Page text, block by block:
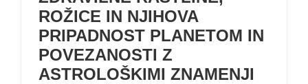
Z ASTROLOŠKIMI ZNAMENJI
ROŽICE IN NJIHOVA
PRIPADNOST PLANETOM IN
POVEZANOSTI Z
ASTROLOŠKIMI ZNAMENJI